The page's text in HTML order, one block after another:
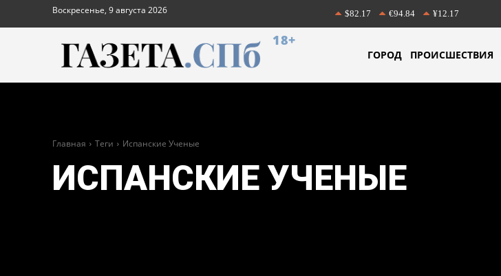
Воскресенье, 9 августа 2026 $82.17 €94.84 ¥12.17
18+
ГОРОД ПРОИСШЕСТВИЯ
Главная Теги Испанские Ученые
ИСПАНСКИЕ УЧЕНЫЕ